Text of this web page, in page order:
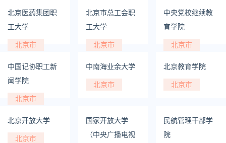
北京医药集团职
工大学
北京市
北京市总工会职
工大学
北京市
中央党校继续教
育学院
北京市
中国记协职工新
闻学院
北京市
中南海业余大学
北京市
北京教育学院
北京市
北京开放大学
北京市
国家开放大学
（中央广播电视
民航管理干部学
院